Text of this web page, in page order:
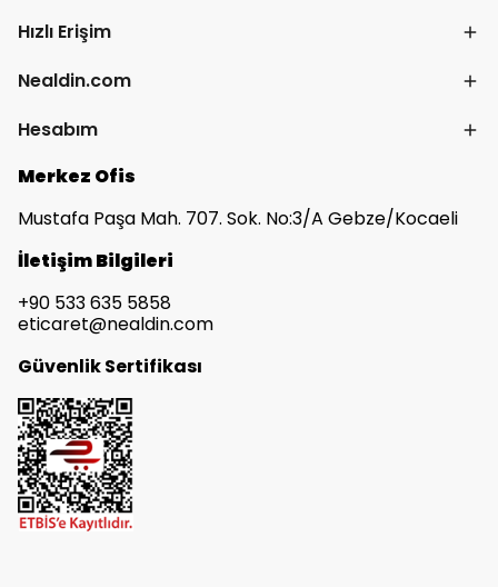
Hızlı Erişim
Nealdin.com
Hesabım
Merkez Ofis
Mustafa Paşa Mah. 707. Sok. No:3/A Gebze/Kocaeli
İletişim Bilgileri
+90 533 635 5858
eticaret@nealdin.com
Güvenlik Sertifikası